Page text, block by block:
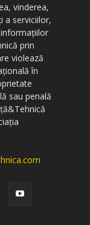
vinderea,
a serviciilor,
prin
violează
în
sau penală